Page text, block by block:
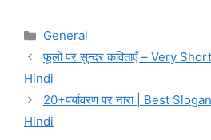
Categories
General
फूलों पर सुन्दर कविताएँ – Very
Hindi
20+पर्यावरण पर नारा | Best
Hindi